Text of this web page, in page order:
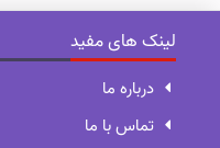
لینک های مفید
درباره ما
تماس با ما